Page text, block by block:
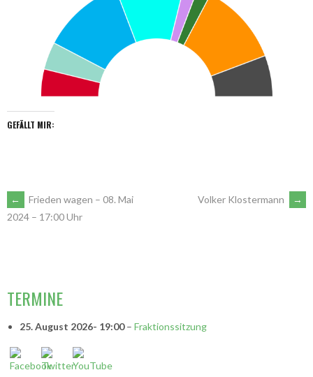
GEFÄLLT MIR:
ARTIKEL-
←
Frieden wagen – 08. Mai
2024 – 17:00 Uhr
Volker Klostermann →
TERMINE
25. August 2026- 19:00– Fraktionssitzung